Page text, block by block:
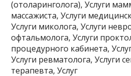
(отоларинголога), Услуги
массажиста, Услуги
Услуги миколога, Услуги
офтальмолога, Услуги
процедурного кабинета,
Услуги ревматолога, Услуги
терапевта, Услуг